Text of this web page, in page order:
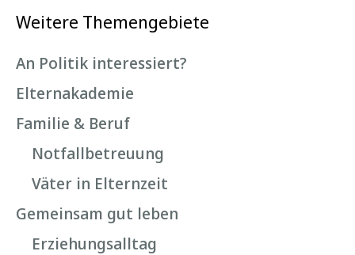
Weitere Themengebiete
An Politik interessiert?
Elternakademie
Familie & Beruf
Notfallbetreuung
Väter in Elternzeit
Gemeinsam gut leben
Erziehungsalltag